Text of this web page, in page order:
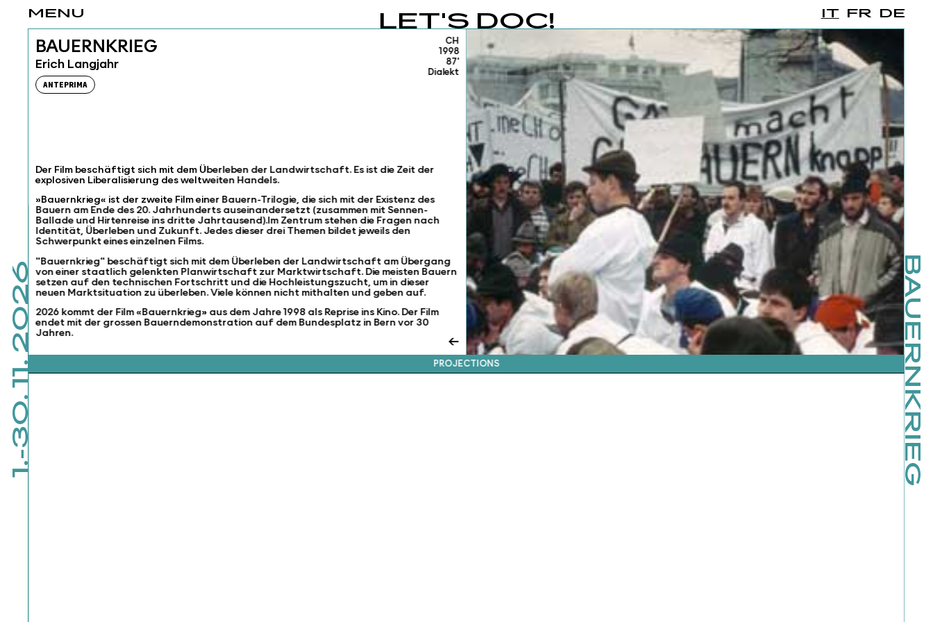
1.-30. 11. 2026 BAUERNKRIEG
DE
FR
IT
MENU LET'S DOC!
BAUERNKRIEG
Erich Langjahr
ANTEPRIMA
CH
1998
87'
Dialekt
Der Film beschäftigt sich mit dem Überleben der Landwirtschaft. Es ist die Zeit der
explosiven Liberalisierung des weltweiten Handels.
»Bauernkrieg« ist der zweite Film einer Bauern-Trilogie, die sich mit der Existenz des
Bauern am Ende des 20. Jahrhunderts auseinandersetzt (zusammen mit Sennen-
Ballade und Hirtenreise ins dritte Jahrtausend).Im Zentrum stehen die Fragen nach
Identität, Überleben und Zukunft. Jedes dieser drei Themen bildet jeweils den
Schwerpunkt eines einzelnen Films.
"Bauernkrieg" beschäftigt sich mit dem Überleben der Landwirtschaft am Übergang
von einer staatlich gelenkten Planwirtschaft zur Marktwirtschaft. Die meisten Bauern
setzen auf den technischen Fortschritt und die Hochleistungszucht, um in dieser
neuen Marktsituation zu überleben. Viele können nicht mithalten und geben auf.
2026 kommt der Film «Bauernkrieg» aus dem Jahre 1998 als Reprise ins Kino. Der Film
endet mit der grossen Bauerndemonstration auf dem Bundesplatz in Bern vor 30
Jahren.
←
PROJECTIONS